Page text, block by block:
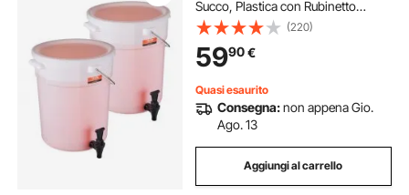
levigatrice a disco a nastro
sega a nastro troncatrice a nastro
segaossa a nastro per carne
Succo, Plastica con Rubinetto
Coperchio, Dispenser di Acqua per
Tè Freddo, Succo di Limonata,
Ristoranti Hotel Feste, Confezione
da 2
(220)
5990€
Quasi esaurito
Consegna:non appena Gio.
Ago. 13
Aggiungi al carrello